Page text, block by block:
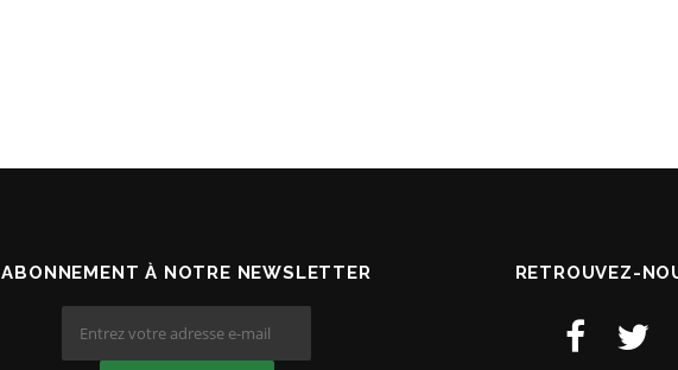
ABONNEMENT À NOTRE NEWSLETTER RETROUVEZ-